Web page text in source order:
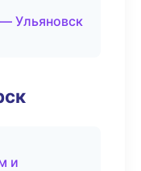
Ульяновск
и